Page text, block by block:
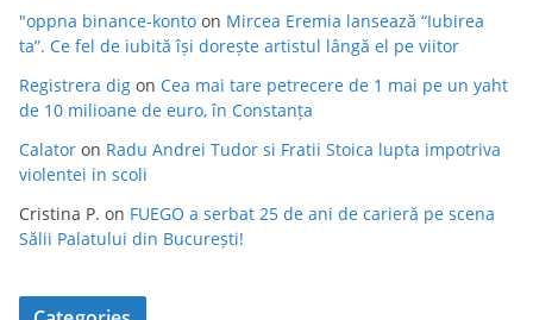
"oppna binance-konto on Mircea Eremia lansează “Iubirea
ta”. Ce fel de iubită își dorește artistul lângă el pe viitor
Registrera dig on Cea mai tare petrecere de 1 mai pe un yaht
de 10 milioane de euro, în Constanța
Calator on Radu Andrei Tudor si Fratii Stoica lupta impotriva
violentei in scoli
Cristina P. on FUEGO a serbat 25 de ani de carieră pe scena
Sălii Palatului din București!